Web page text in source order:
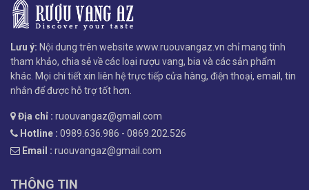
Lưu ý: Nội dung trên website www.ruouvangaz.vn chỉ mang tính
tham khảo, chia sẻ về các loại rượu vang, bia và các sản phẩm
khác. Mọi chi tiết xin liên hệ trực tiếp cửa hàng, điện thoại, email, tin
nhắn để được hỗ trợ tốt hơn.
Địa chỉ : ruouvangaz@gmail.com
Hotline : 0989.636.986 - 0869.202.526
Email : ruouvangaz@gmail.com
THÔNG TIN